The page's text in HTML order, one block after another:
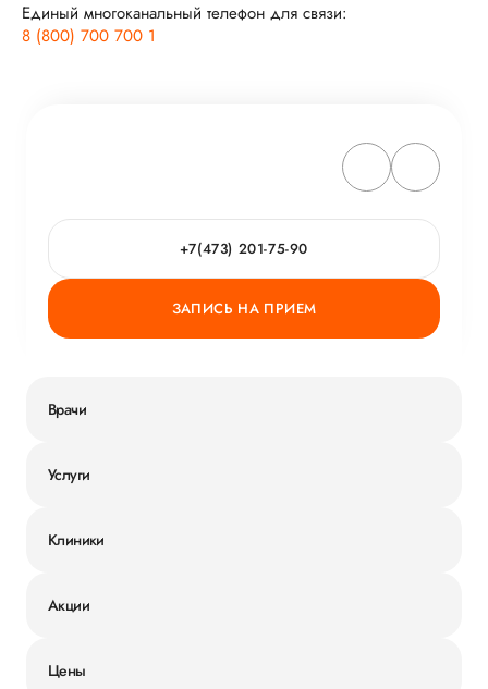
Единый многоканальный телефон для связи:
8 (800) 700 700 1
+7(473) 201-75-90
ЗАПИСЬ НА ПРИЕМ
Врачи
Услуги
Клиники
Акции
Цены